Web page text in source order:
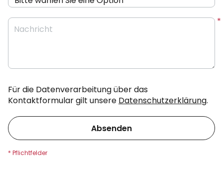
Nachricht
Für die Datenverarbeitung über das
Kontaktformular gilt unsere Datenschutzerklärung.
Absenden